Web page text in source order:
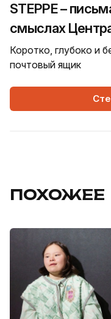
STEPPE –
смыслах
Коротко, глубоко и
почтовый ящик
ПОХОЖЕЕ